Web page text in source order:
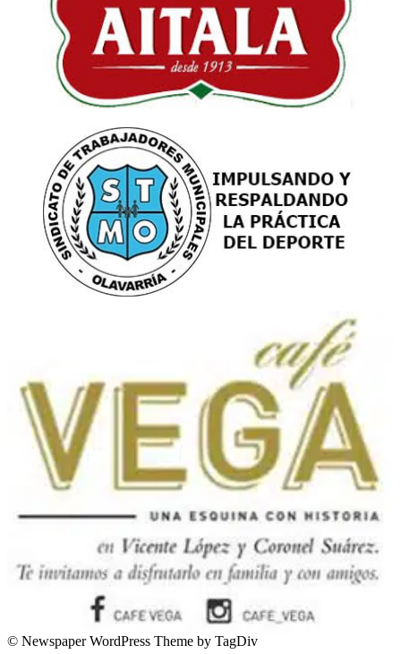
© Newspaper WordPress Theme by TagDiv